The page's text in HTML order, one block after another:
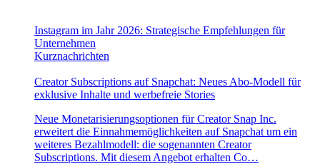
Instagram im Jahr 2026: Strategische Empfehlungen für
Unternehmen
Kurznachrichten
Creator Subscriptions auf Snapchat: Neues Abo-Modell für
exklusive Inhalte und werbefreie Stories
Neue Monetarisierungsoptionen für Creator Snap Inc.
erweitert die Einnahmemöglichkeiten auf Snapchat um ein
weiteres Bezahlmodell: die sogenannten Creator
Subscriptions. Mit diesem Angebot erhalten Co…